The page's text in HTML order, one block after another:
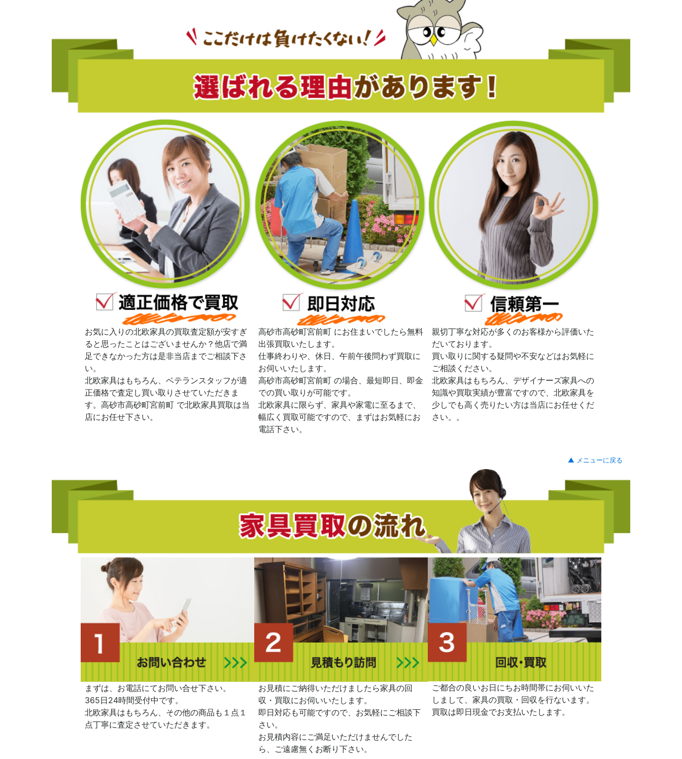
お気に入りの北欧家具の買取査定額が安すぎ
ると思ったことはございませんか？他店で満
足できなかった方は是非当店までご相談下さ
い。
北欧家具はもちろん、ベテランスタッフが適
正価格で査定し買い取りさせていただきま
す。高砂市高砂町宮前町 で北欧家具買取は当
店にお任せ下さい。
高砂市高砂町宮前町 にお住まいでしたら無料
出張買取いたします。
仕事終わりや、休日、午前午後問わず買取に
お伺いいたします。
高砂市高砂町宮前町 の場合、最短即日、即金
での買い取りが可能です。
北欧家具に限らず、家具や家電に至るまで、
幅広く買取可能ですので、まずはお気軽にお
電話下さい。
親切丁寧な対応が多くのお客様から評価いた
だいております。
買い取りに関する疑問や不安などはお気軽に
ご相談ください。
北欧家具はもちろん、デザイナーズ家具への
知識や買取実績が豊富ですので、北欧家具を
少しでも高く売りたい方は当店にお任せくだ
さい。。
▲ メニューに戻る
まずは、お電話にてお問い合せ下さい。
365日24時間受付中です。
北欧家具はもちろん、その他の商品も１点１
点丁寧に査定させていただきます。
お見積にご納得いただけましたら家具の回
収・買取にお伺いいたします。
即日対応も可能ですので、お気軽にご相談下
さい。
お見積内容にご満足いただけませんでした
ら、ご遠慮無くお断り下さい。
ご都合の良いお日にちお時間帯にお伺いいた
しまして、家具の買取・回収を行ないます。
買取は即日現金でお支払いたします。